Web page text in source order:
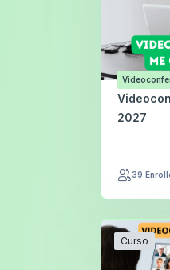
2027
39
Curso